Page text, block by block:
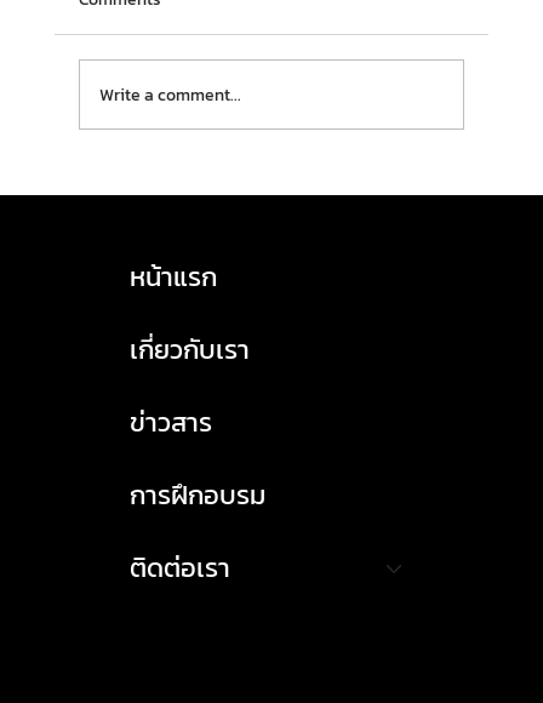
HASLA เปิดรับสมัครอบรม! หลักสูตร TSM
กุมภาพันธ์ 2569
Write a comment...
หน้าแรก
เกี่ยวกับเรา
ข่าวสาร
การฝึกอบรม
ติดต่อเรา